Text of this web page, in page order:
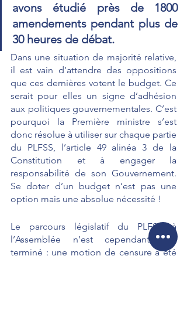
avons étudié près de 1800
amendements pendant plus de
30 heures de débat.
Dans une situation de majorité relative,
il est vain d’attendre des oppositions
que ces dernières votent le budget. Ce
serait pour elles un signe d’adhésion
aux politiques gouvernementales. C’est
pourquoi la Première ministre s’est
donc résolue à utiliser sur chaque partie
du PLFSS, l’article 49 alinéa 3 de la
Constitution et à engager la
responsabilité de son Gouvernement.
Se doter d’un budget n’est pas une
option mais une absolue nécessité !
Le parcours législatif du PLFSS à
l’Assemblée n’est cependant pas
terminé : une motion de censure a été